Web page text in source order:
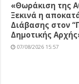
«Θωράκιση της
Ξεκινά η
Διάβασης στον
Δημοτικής
07/08/2026 15:57